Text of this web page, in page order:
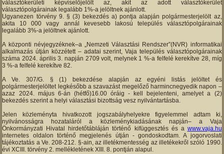
választókerületi képviselőjelölt az, akit az adott választókerület
választópolgárainak legalább 1%-a jelöltnek ajánlott.
Ugyanezen törvény 9. § (3) bekezdés a) pontja alapján polgármesterjelölt az,
akita 10 000 vagy annál kevesebb lakosú település választópolgárainak
legalább 3%-a jelöltnek ajánlott.
A központi névjegyzéknek–a „Nemzeti Választási Rendszer”(NVR) informatikai
alkalmazás útján közzétett – adatai szerint, Vaja település választópolgárainak
száma 2024. április 3. napján 2709 volt, melynek 1 %-a felfelé kerekítve 28, míg
3 %-a felfelé kerekítve 82.
A Ve. 307/G. § (1) bekezdése alapján az egyéni listás jelöltet és
polgármesterjelöltet legkésőbb a szavazást megelőző harmincnegyedik napon –
azaz 2024. május 6-án (hétfő)16.00 óráig - kell bejelenteni, amelyet a (2)
bekezdés szerint a helyi választási bizottság vesz nyilvántartásba.
Jelen közleményta hivatkozott jogszabályhelyekre figyelemmel adtam ki,
nyilvánosságra hozataláról a közleménykiadásának napján– a Vaja
Önkormányzati Hivatal hirdetőtábláján történő kifüggesztés és a www.vaja.hu
internetes oldalon történő megjelenés útján - gondoskodtam. A jogorvoslati
tájékoztatás a Ve. 208-212. §-ain, az illetékmentesség az illetékekről szóló 1990.
évi XCIII. törvény 2. mellékletének XIII. 8. pontján alapul.